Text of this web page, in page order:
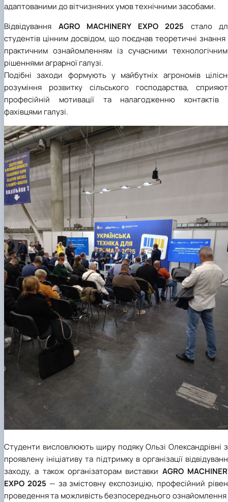
адаптованими до вітчизняних умов технічними засобами.
Відвідування AGRO MACHINERY EXPO 2025 стало
студентів цінним досвідом, що поєднав теоретичні знання
практичним ознайомленням із сучасними
рішеннями аграрної галузі.
Подібні заходи формують у майбутніх агрономів
розуміння розвитку сільського господарства,
професійній мотивації та налагодженню контактів
фахівцями галузі.
Студенти висловлюють щиру подяку Ользі Олександрівні
проявлену ініціативу та підтримку в організації
заходу, а також організаторам виставки AGRO
EXPO 2025 — за змістовну експозицію, професійний
проведення та можливість безпосереднього ознайомлення